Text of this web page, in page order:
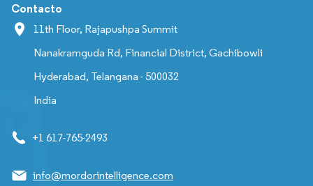
Contacto
11th Floor, Rajapushpa Summit
Nanakramguda Rd, Financial District, Gachibowli
Hyderabad, Telangana - 500032
India
+1 617-765-2493
info@mordorintelligence.com